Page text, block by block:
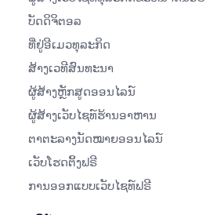
ບັດດິຈິຕອລ
ທີ່ຢູ່ອີເມວທຸລະກິດ
ສ້າງເວທີສົນທະນາ
ຜູ້ສ້າງຫຼັກສູດອອນໄລນ໌
ຜູ້ສ້າງເວັບໄຊທ໌ຮ້ານອາຫານ
ຕາຕະລາງນັດໝາຍອອນໄລນ໌
ເວັບໂຮດຕິ້ງຟຣີ
ການອອກແບບເວັບໄຊທ໌ຟຣີ